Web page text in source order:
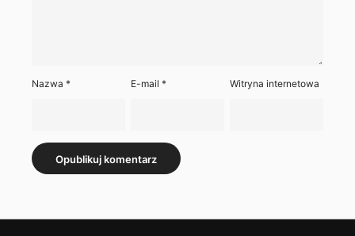
Nazwa * E-mail* Witryna internetowa